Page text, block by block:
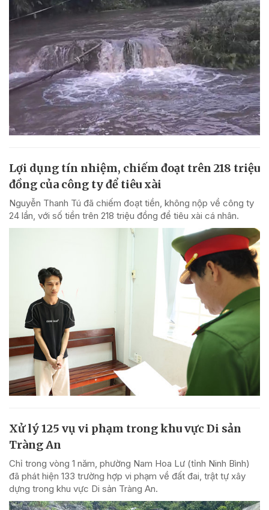
Lợi dụng tín nhiệm, chiếm đoạt trên 218 triệu
đồng của công ty để tiêu xài
Nguyễn Thanh Tú đã chiếm đoạt tiền, không nộp về công ty
24 lần, với số tiền trên 218 triệu đồng để tiêu xài cá nhân.
Xử lý 125 vụ vi phạm trong khu vực Di sản
Tràng An
Chỉ trong vòng 1 năm, phường Nam Hoa Lư (tỉnh Ninh Bình)
đã phát hiện 133 trường hợp vi phạm về đất đai, trật tự xây
dựng trong khu vực Di sản Tràng An.